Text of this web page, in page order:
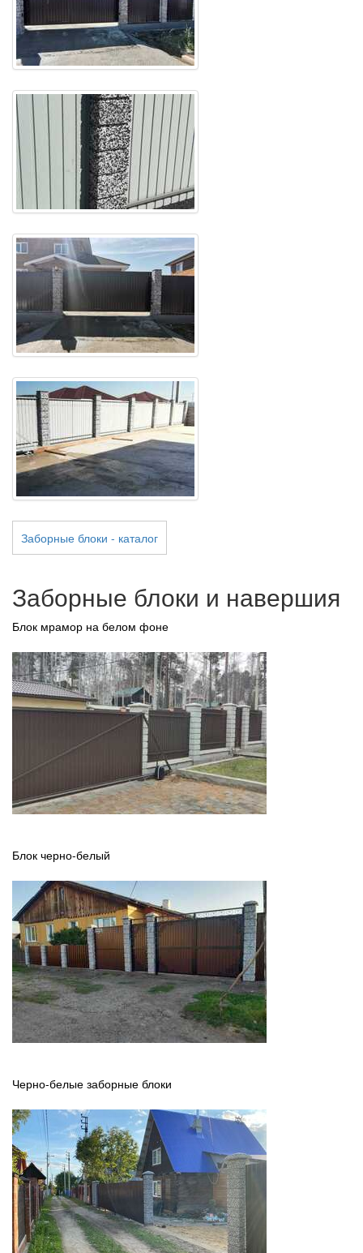
Заборные блоки - каталог
Заборные блоки и навершия
Блок мрамор на белом фоне
Блок черно-белый
Черно-белые заборные блоки